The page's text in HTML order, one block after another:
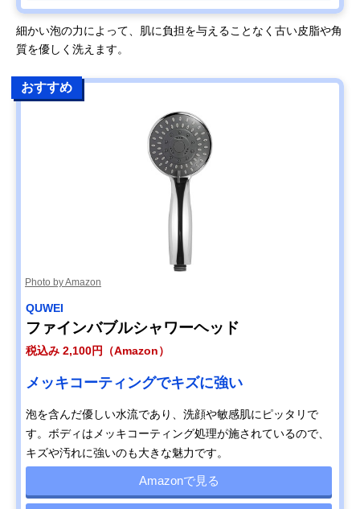
細かい泡の力によって、肌に負担を与えることなく古い皮脂や角
質を優しく洗えます。
おすすめ
Photo by Amazon
QUWEI
ファインバブルシャワーヘッド
税込み 2,100円（Amazon）
メッキコーティングでキズに強い
泡を含んだ優しい水流であり、洗顔や敏感肌にピッタリで
す。ボディはメッキコーティング処理が施されているので、
キズや汚れに強いのも大きな魅力です。
Amazonで見る